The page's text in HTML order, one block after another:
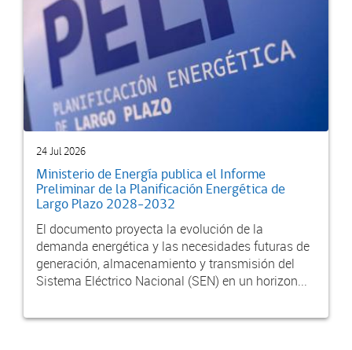
24 Jul 2026
Ministerio de Energía publica el Informe
Preliminar de la Planificación Energética de
Largo Plazo 2028-2032
El documento proyecta la evolución de la
demanda energética y las necesidades futuras de
generación, almacenamiento y transmisión del
Sistema Eléctrico Nacional (SEN) en un horizon...